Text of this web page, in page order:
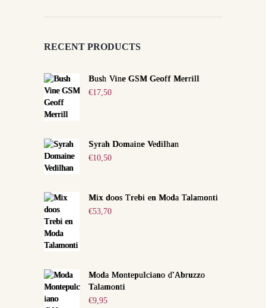
RECENT PRODUCTS
Bush Vine GSM Geoff Merrill
€17,50
Syrah Domaine Vedilhan
€10,50
Mix doos Trebi en Moda Talamonti
€53,70
Moda Montepulciano d'Abruzzo
Talamonti
€9,95